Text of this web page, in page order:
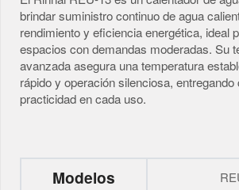
brindar suministro continuo de agua
rendimiento y eficiencia energética, ideal
espacios con demandas moderadas. Su
avanzada asegura una temperatura
rápido y operación silenciosa, entregando
practicidad en cada uso.
Modelos